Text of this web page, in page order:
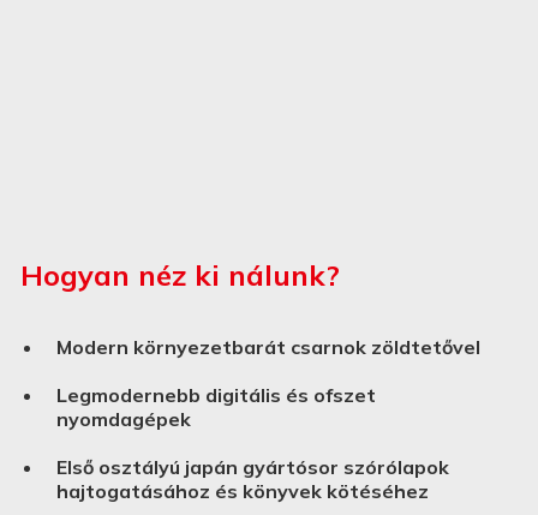
Hogyan néz ki nálunk?
Modern környezetbarát csarnok zöldtetővel
Legmodernebb digitális és ofszet
nyomdagépek
Első osztályú japán gyártósor szórólapok
hajtogatásához és könyvek kötéséhez